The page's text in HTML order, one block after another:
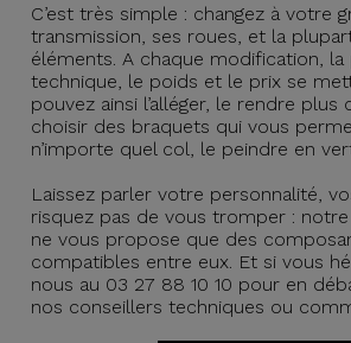
C’est très simple : changez à votre
transmission, ses roues, et la
éléments. A chaque modification,
technique, le poids et le prix se
pouvez ainsi l’alléger, le rendre plus
choisir des braquets qui vous
n’importe quel col, le peindre en
Laissez parler votre personnalité,
risquez pas de vous tromper :
ne vous propose que des
compatibles entre eux. Et si vous
nous au 03 27 88 10 10 pour en
nos conseillers techniques ou